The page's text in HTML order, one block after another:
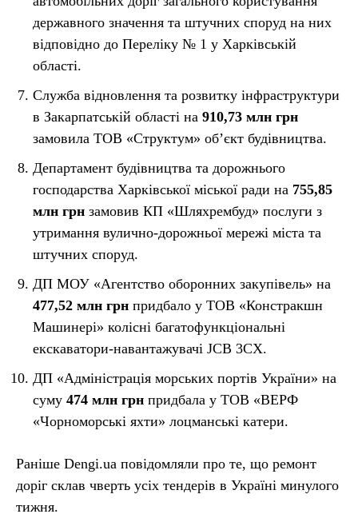
державного значення та штучних споруд на них
відповідно до Переліку № 1 у Харківській
області.
Служба відновлення та розвитку інфраструктури
в Закарпатській області на 910,73 млн грн
замовила ТОВ «Структум» об’єкт будівництва.
Департамент будівництва та дорожнього
господарства Харківської міської ради на 755,85
млн грн замовив КП «Шляхрембуд» послуги з
утримання вулично-дорожньої мережі міста та
штучних споруд.
ДП МОУ «Агентство оборонних закупівель» на
477,52 млн грн придбало у ТОВ «Констракшн
Машинері» колісні багатофункціональні
екскаватори-навантажувачі JCB 3CX.
ДП «Адміністрація морських портів України» на
суму 474 млн грн придбала у ТОВ «ВЕРФ
«Чорноморські яхти» лоцманські катери.
Раніше Dengi.ua повідомляли про те, що ремонт
доріг склав чверть усіх тендерів в Україні минулого
тижня.